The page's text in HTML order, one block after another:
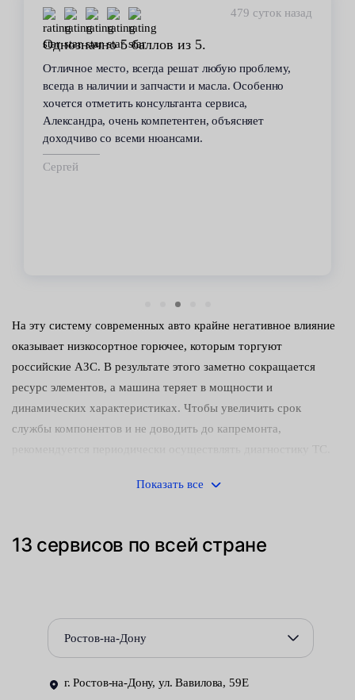
450 суток назад
Стабильное качество
В течение 6 лет пользуюсь услугами данного
сервиса. Высокий профессионализм персонала
всегда помогал решить возникающие с
автомобилем проблемы. Все работы по
техобслуживанию проводились качественно и в
срок.
На эту систему современных авто крайне негативное влияние
оказывает низкосортное горючее, которым торгуют
российские АЗС. В результате этого заметно сокращается
ресурс элементов, а машина теряет в мощности и
динамических характеристиках. Чтобы увеличить срок
службы компонентов и не доводить до капремонта,
рекомендуется периодически осуществлять диагностику ТС.
Какие работы проводятся?
проводятся несколько проверок:
осмотр фильтров и замена;
сопротивление и очистка;
Показать все
13 сервисов по всей стране
Ростов-на-Дону
г. Ростов-на-Дону, ул. Вавилова, 59Е